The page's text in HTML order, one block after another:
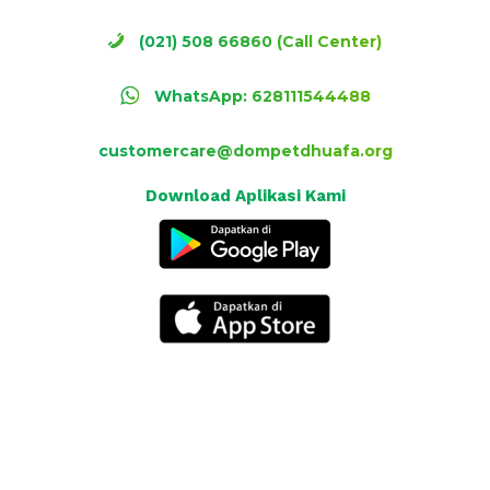
(021) 508 66860 (Call Center)
WhatsApp: 628111544488
customercare@dompetdhuafa.org
Download Aplikasi Kami